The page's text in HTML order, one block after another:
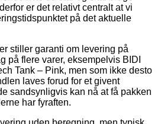
er det relativt centralt at vi
på det aktuelle
stiller garanti om levering på
på flere varer, eksempelvis BIDI
Tank – Pink, men som ikke desto
laves forud for et givent
sandsynligvis kan nå at få pakken
har fyraften.